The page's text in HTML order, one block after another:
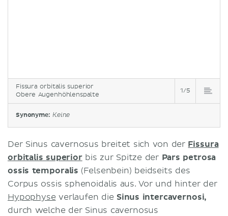
Fissura orbitalis superior
Obere Augenhöhlenspalte
1/5
Synonyme: Keine
Der Sinus cavernosus breitet sich von der Fissura
orbitalis superiorbis zur Spitze der Pars petrosa
ossis temporalis (Felsenbein) beidseits des
Corpus ossis sphenoidalis aus. Vor und hinter der
Hypophyse verlaufen die Sinus intercavernosi,
durch welche der Sinus cavernosus